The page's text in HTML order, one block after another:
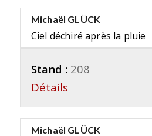
Michaël GLÜCK
Ciel déchiré après la pluie
Stand : 208
Détails
Michaël GLÜCK